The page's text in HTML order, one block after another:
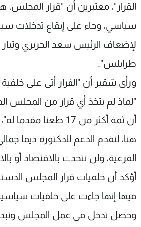
القرار"، معتبرين أن "قرار المجلس،
سياسي، وجاء على إيقاع تدخلات
لإضعاف الرئيس سعد الحريري
طرابلس".
ورأى شقير أن "القرار أتى على
"لماذ لم يتخذ أي قرار من المجلس
أن ثمة أكثر من 17 طعنا
هنا، لنقدم الدعم للدكتورة ديما
الفرعية، ولن نتحدث بالاقتصاد أو
أؤكد أن خلفيات قرار المجلس
فيها إنها جاءت على خلفيات سياسية
وحصل تدخل في عمل المجلس وتبديل